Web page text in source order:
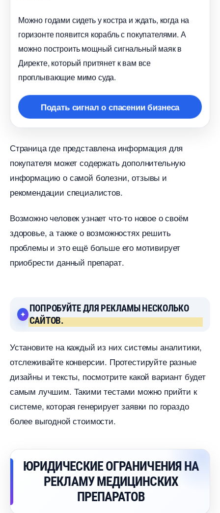
Можно годами сидеть у костра и ждать, когда на
оризонте появится корабль с покупателями. А
можно построить мощный сигнальный маяк
Директе, который притянет к вам все
проплывающие мимо суда.
Подать сигнал о спасении бизнеса
Страница где представлена информация для
покупателя может содержать дополнительную
информацию о самой болезни, отзывы и
рекомендации специалистов.
озможно человек узнает что-то новое о своём
здоровье, а также о возможностях решить
проблемы и это ещё больше его мотивирует
приобрести данный препарат.
ПОПРОБУЙТЕ ДЛЯ РЕКЛАМЫ НЕСКОЛЬКО
САЙТОВ.
Установите на каждый из них системы аналитики,
отслеживайте конверсии. Протестируйте разные
дизайны и тексты, посмотрите какой вариант будет
самым лучшим. Такими тестами можно прийти к
системе, которая генерирует заявки по гораздо
олее выгодной стоимости.
ЮРИДИЧЕСКИЕ ОГРАНИЧЕНИЯ НА
РЕКЛАМУ МЕДИЦИНСКИХ
ПРЕПАРАТО